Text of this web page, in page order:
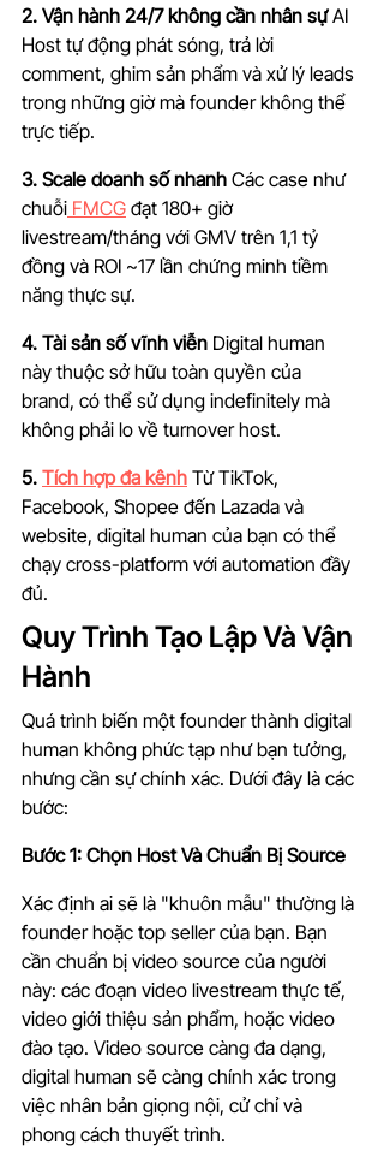
2. Vận hành 24/7 không cần nhân sự AI
Host tự động phát sóng, trả lời
comment, ghim sản phẩm và xử lý leads
trong những giờ mà founder không thể
trực tiếp.
3. Scale doanh số nhanh Các case như
chuỗi FMCG đạt 180+ giờ
livestream/tháng với GMV trên 1,1 tỷ
đồng và ROI ~17 lần chứng minh tiềm
năng thực sự.
4. Tài sản số vĩnh viễn Digital human
này thuộc sở hữu toàn quyền của
brand, có thể sử dụng indefinitely mà
không phải lo về turnover host.
5. Tích hợp đa kênh Từ TikTok,
Facebook, Shopee đến Lazada và
website, digital human của bạn có thể
chạy cross-platform với automation đầy
đủ.
Quy Trình Tạo Lập Và Vận
Hành
Quá trình biến một founder thành digital
human không phức tạp như bạn tưởng,
nhưng cần sự chính xác. Dưới đây là các
bước:
Bước 1: Chọn Host Và Chuẩn Bị Source
Xác định ai sẽ là "khuôn mẫu" thường là
founder hoặc top seller của bạn. Bạn
cần chuẩn bị video source của người
này: các đoạn video livestream thực tế,
video giới thiệu sản phẩm, hoặc video
đào tạo. Video source càng đa dạng,
digital human sẽ càng chính xác trong
việc nhân bản giọng nội, cử chỉ và
phong cách thuyết trình.